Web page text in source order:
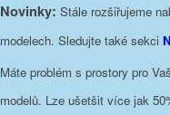
Novinky: Stále rozšiřujeme
modelech. Sledujte také sekci
Máte problém s prostory pro
modelů. Lze ušetšit více jak